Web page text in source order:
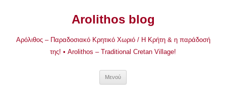
Arolithos blog
Αρόλιθος – Παραδοσιακό Κρητικό Χωριό / Η Κρήτη & η παράδοσή
της! • Arolithos – Traditional Cretan Village!
Μενού